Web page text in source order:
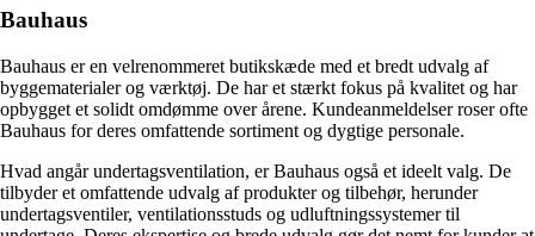
Bauhaus
Bauhaus er en velrenommeret butikskæde med et bredt udvalg af
byggematerialer og værktøj. De har et stærkt fokus på kvalitet og har
opbygget et solidt omdømme over årene. Kundeanmeldelser roser ofte
Bauhaus for deres omfattende sortiment og dygtige personale.
Hvad angår undertagsventilation, er Bauhaus også et ideelt valg. De
tilbyder et omfattende udvalg af produkter og tilbehør, herunder
undertagsventiler, ventilationsstuds og udluftningssystemer til